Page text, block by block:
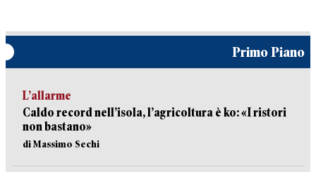
Primo Piano
L’allarme
Caldo record nell’isola, l’agricoltura è ko: «I ristori
non bastano»
di Massimo Sechi